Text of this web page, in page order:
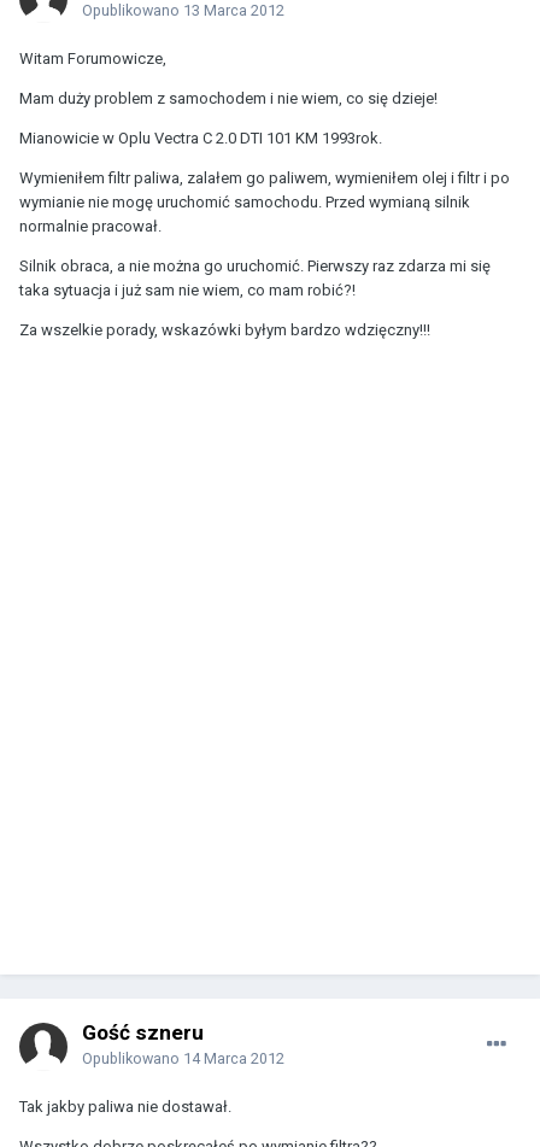
Opublikowano 13 Marca 2012
Witam Forumowicze,
Mam duży problem z samochodem i nie wiem, co się dzieje!
Mianowicie w Oplu Vectra C 2.0 DTI 101 KM 1993rok.
Wymieniłem filtr paliwa, zalałem go paliwem, wymieniłem olej i filtr i po
wymianie nie mogę uruchomić samochodu. Przed wymianą silnik
normalnie pracował.
Silnik obraca, a nie można go uruchomić. Pierwszy raz zdarza mi się
taka sytuacja i już sam nie wiem, co mam robić?!
Za wszelkie porady, wskazówki byłym bardzo wdzięczny!!!
Gość szneru
Opublikowano 14 Marca 2012
Tak jakby paliwa nie dostawał.